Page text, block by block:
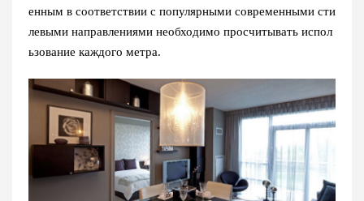
енным в соответствии с популярными современными сти
левыми направлениями необходимо просчитывать испол
ьзование каждого метра.